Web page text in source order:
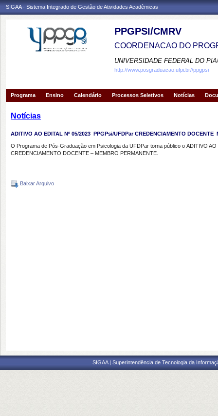
SIGAA - Sistema Integrado de Gestão de Atividades Acadêmicas
PPGPSI/CMRV
COORDENACAO DO
UNIVERSIDADE FEDERAL DO
http://www.posgraduacao.ufpi.br//ppgpsi
Programa Ensino Calendário Processos Seletivos Notícias
Notícias
ADITIVO AO EDITAL Nº 05/2023  PPGPsi/UFDPar CREDENCIAMENTO DOCENTE
O Programa de Pós-Graduação em Psicologia da UFDPar torna público o ADITIVO
CREDENCIAMENTO DOCENTE – MEMBRO PERMANENTE.
Baixar Arquivo
SIGAA | Superintendência de Tecnologia da